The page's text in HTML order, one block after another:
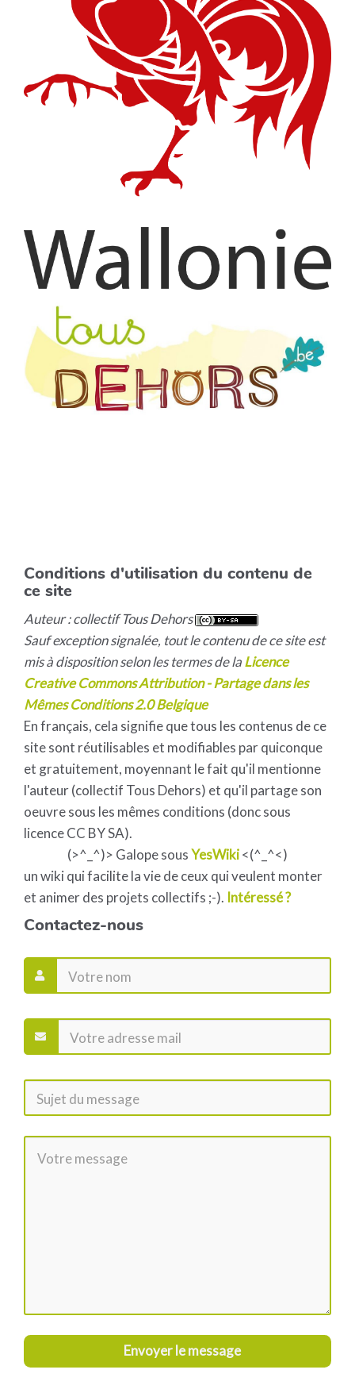
Conditions d'utilisation du contenu de
ce site
Auteur : collectif Tous Dehors
Sauf exception signalée, tout le contenu de ce site est
mis à disposition selon les termes de laLicence
Creative Commons Attribution - Partage dans les
Mêmes Conditions 2.0 Belgique
En français, cela signifie que tous les contenus de ce
site sont réutilisables et modifiables par quiconque
et gratuitement, moyennant le fait qu'il mentionne
l'auteur (collectif Tous Dehors) et qu'il partage son
oeuvre sous les mêmes conditions (donc sous
licence CC BY SA).
(>^_^)> Galope sousYesWiki<(^_^<)
un wiki qui facilite la vie de ceux qui veulent monter
et animer des projets collectifs ;-). Intéressé ?
Contactez-nous
Envoyer le message